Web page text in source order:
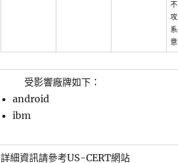
受影響廠牌如下：
android
ibm
詳細資訊請參考US-CERT網站